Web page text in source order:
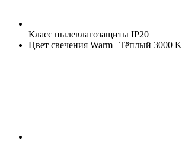
Класс пылевлагозащиты IP20
Цвет свечения Warm | Тёплый 3000 K